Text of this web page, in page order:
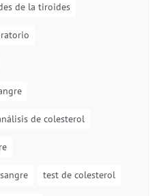
de la tiroides
de colesterol
test de colesterol